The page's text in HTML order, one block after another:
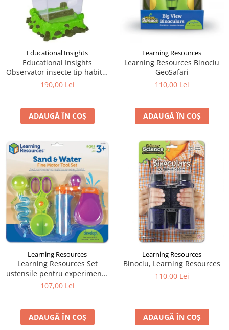
Educational Insights
Educational Insights
Observator insecte tip habitat
- Geosafari
190,00 Lei
ADAUGĂ ÎN COȘ
Learning Resources
Learning Resources Binoclu
GeoSafari
110,00 Lei
ADAUGĂ ÎN COȘ
Learning Resources
Learning Resources Set
ustensile pentru experimente
- Apă și Nisip
107,00 Lei
ADAUGĂ ÎN COȘ
Learning Resources
Binoclu, Learning Resources
110,00 Lei
ADAUGĂ ÎN COȘ